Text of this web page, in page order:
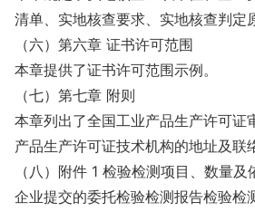
清单、实地核查要求、实地核查判定
（六）第六章 证书许可范围
本章提供了证书许可范围示例。
（七）第七章 附则
本章列出了全国工业产品生产许可证
产品生产许可证技术机构的地址及联
（八）附件 1 检验检测项目、数量及
企业提交的委托检验检测报告检验检